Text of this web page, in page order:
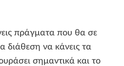
πράγματα που θα σε
διάθεση να κάνεις τα
σημαντικά και το